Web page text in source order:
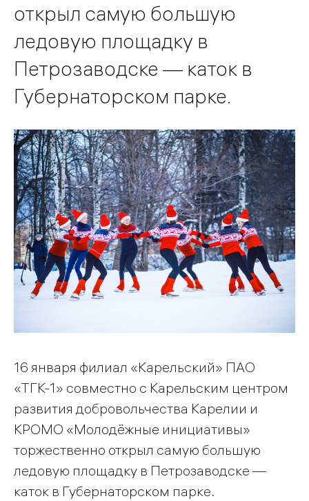
открыл самую большую
ледовую площадку в
Петрозаводске — каток в
Губернаторском парке.
16 января филиал «Карельский» ПАО
«ТГК-1» совместно с Карельским центром
развития добровольчества Карелии и
КРОМО «Молодёжные инициативы»
торжественно открыл самую большую
ледовую площадку в Петрозаводске —
каток в Губернаторском парке.